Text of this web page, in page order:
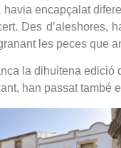
encapçalat
Des d’aleshores,
les peces que
la dihuitena edició
han passat també